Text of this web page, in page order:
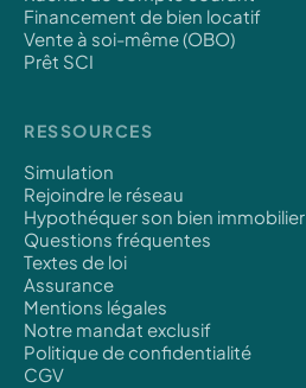
Financement de bien locatif
Vente à soi-même (OBO)
Prêt SCI
RESSOURCES
Simulation
Rejoindre le réseau
Hypothéquer son bien immobilier
Questions fréquentes
Textes de loi
Assurance
Mentions légales
Notre mandat exclusif
Politique de confidentialité
CGV